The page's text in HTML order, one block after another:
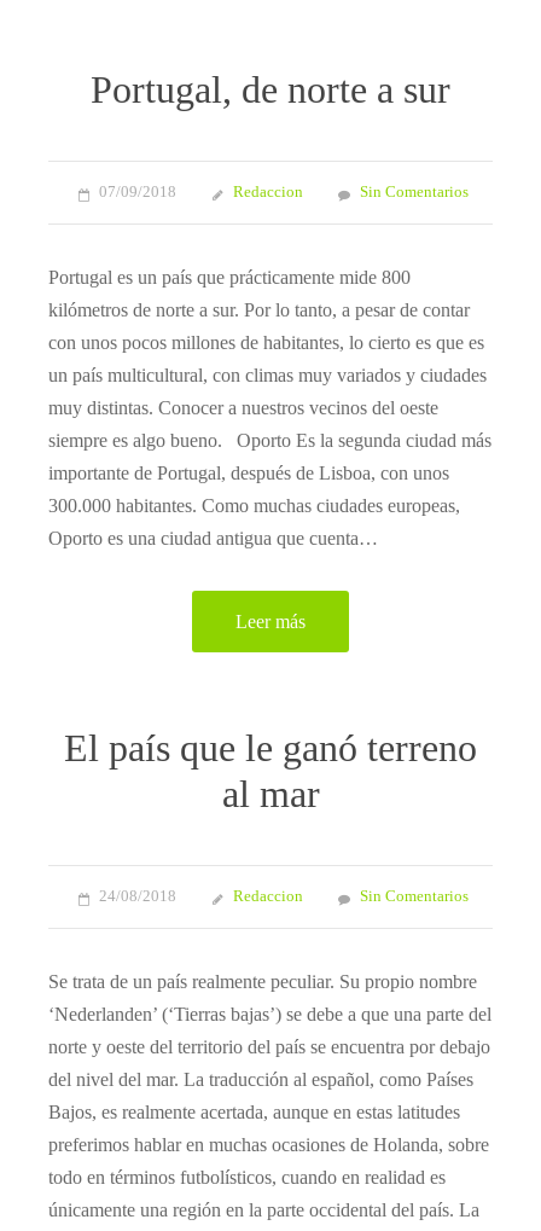
Portugal, de norte a sur
07/09/2018 Redaccion Sin Comentarios
Portugal es un país que prácticamente mide 800
kilómetros de norte a sur. Por lo tanto, a pesar de contar
con unos pocos millones de habitantes, lo cierto es que es
un país multicultural, con climas muy variados y ciudades
muy distintas. Conocer a nuestros vecinos del oeste
siempre es algo bueno. Oporto Es la segunda ciudad más
importante de Portugal, después de Lisboa, con unos
300.000 habitantes. Como muchas ciudades europeas,
Oporto es una ciudad antigua que cuenta…
Leer más
El país que le ganó terreno
al mar
24/08/2018 Redaccion Sin Comentarios
Se trata de un país realmente peculiar. Su propio nombre
‘Nederlanden’ (‘Tierras bajas’) se debe a que una parte del
norte y oeste del territorio del país se encuentra por debajo
del nivel del mar. La traducción al español, como Países
Bajos, es realmente acertada, aunque en estas latitudes
preferimos hablar en muchas ocasiones de Holanda, sobre
todo en términos futbolísticos, cuando en realidad es
únicamente una región en la parte occidental del país. La